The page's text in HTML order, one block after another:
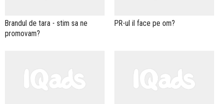
Brandul de tara - stim sa ne
promovam?
PR-ul il face pe om?